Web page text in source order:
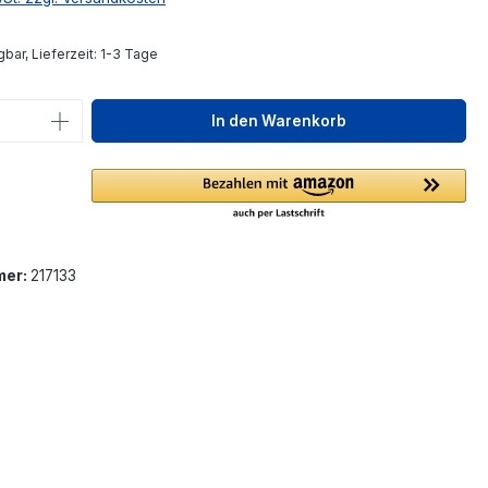
Lieferzeit: 1-3 Tage
Anzahl: Gib den gewünschten Wert
In den Warenkorb
217133